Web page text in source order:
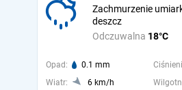
Odczuwalna 18°C
Zachmurzenie
deszcz
Opad: 0.1 mm
Wiatr:
6 km/h